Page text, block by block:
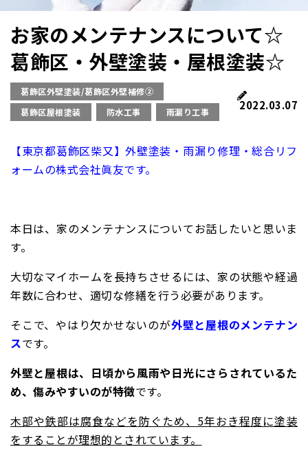
お家のメンテナンスについて☆
葛飾区・外壁塗装・屋根塗装☆
葛飾区外壁塗装/葛飾区外壁補修②
葛飾区屋根塗装
防水工事 雨漏り工事 2022.03.07
【東京都葛飾区柴又】外壁塗装・雨漏り修理・総合リフ
ォームの株式会社眞友です。
本日は、家のメンテナンスについてお話したいと思いま
す。
大切なマイホームを長持ちさせるには、家の状態や経過
年数に合わせ、適切な修繕を行う必要があります。
そこで、やはり欠かせないのが外壁と屋根のメンテナン
スです。
外壁と屋根は、日頃から風雨や日光にさらされているた
め、傷みやすいのが特徴です。
木部や鉄部は腐食などを防ぐため、5年おき程度に塗装
をすることが理想的とされています。